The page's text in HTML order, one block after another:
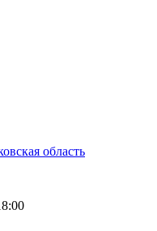
область